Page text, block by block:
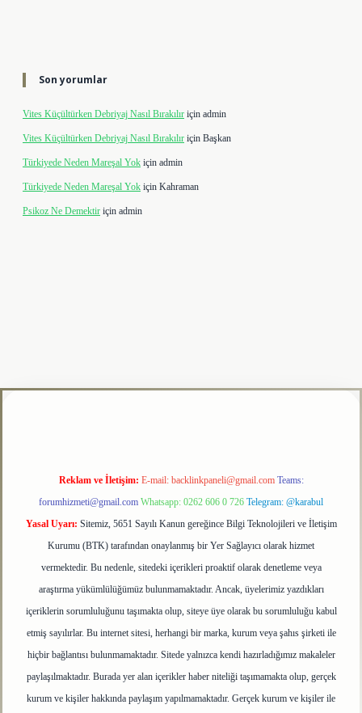
Son yorumlar
Vites Küçültürken Debriyaj Nasıl Bırakılır için admin
Vites Küçültürken Debriyaj Nasıl Bırakılır için Başkan
Türkiyede Neden Mareşal Yok için admin
Türkiyede Neden Mareşal Yok için Kahraman
Psikoz Ne Demektir için admin
Reklam ve İletişim: E-mail: backlinkpaneli@gmail.com Teams:
forumhizmeti@gmail.com Whatsapp: 0262 606 0 726 Telegram: @karabul
Yasal Uyarı: Sitemiz, 5651 Sayılı Kanun gereğince Bilgi Teknolojileri ve İletişim
Kurumu (BTK) tarafından onaylanmış bir Yer Sağlayıcı olarak hizmet
vermektedir. Bu nedenle, sitedeki içerikleri proaktif olarak denetleme veya
araştırma yükümlülüğümüz bulunmamaktadır. Ancak, üyelerimiz yazdıkları
içeriklerin sorumluluğunu taşımakta olup, siteye üye olarak bu sorumluluğu kabul
etmiş sayılırlar. Bu internet sitesi, herhangi bir marka, kurum veya şahıs şirketi ile
hiçbir bağlantısı bulunmamaktadır. Sitede yalnızca kendi hazırladığımız makaleler
paylaşılmaktadır. Burada yer alan içerikler haber niteliği taşımamakta olup, gerçek
kurum ve kişiler hakkında paylaşım yapılmamaktadır. Gerçek kurum ve kişiler ile